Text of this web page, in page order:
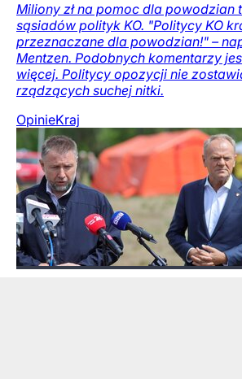
Miliony zł na pomoc dla powodzian
sąsiadów polityk KO. "Politycy KO
przeznaczane dla powodzian!" –
Mentzen. Podobnych komentarzy
więcej. Politycy opozycji nie
rządzących suchej nitki.
OpinieKraj